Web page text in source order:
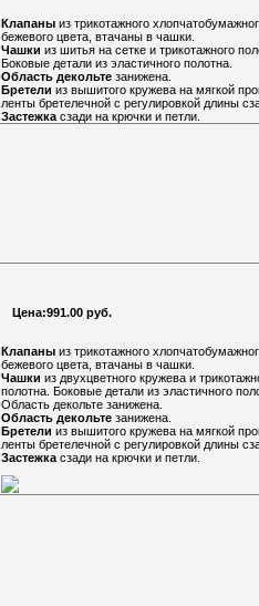
Клапаны из трикотажного
бежевого цвета, втачаны в чашки.
Чашки из шитья на сетке и трикотажного
Боковые детали из эластичного полотна.
Область декольте занижена.
Бретели из вышитого кружева на мягкой
ленты бретелечной с регулировкой длины
Застежка сзади на крючки и петли.
Цена:991.00 руб.
Клапаны из трикотажного
бежевого цвета, втачаны в чашки.
Чашки из двухцветного кружева и
полотна. Боковые детали из эластичного
Область декольте занижена.
Область декольте занижена.
Бретели из вышитого кружева на мягкой
ленты бретелечной с регулировкой длины
Застежка сзади на крючки и петли.